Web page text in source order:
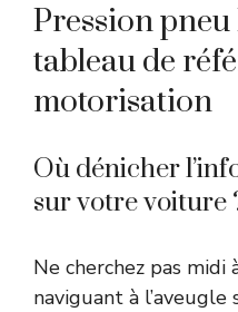
Pression
tableau de
motorisation
Où dénicher
sur votre voiture
Ne cherchez pas midi
naviguant à l’aveugle